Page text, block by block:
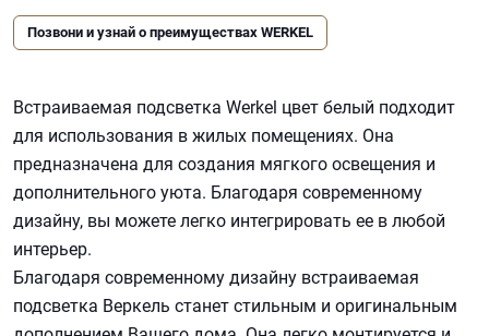
Позвони и узнай о преимуществах WERKEL
Встраиваемая подсветка Werkel цвет белый подходит
для использования в жилых помещениях. Она
предназначена для создания мягкого освещения и
дополнительного уюта. Благодаря современному
дизайну, вы можете легко интегрировать ее в любой
интерьер.
Благодаря современному дизайну встраиваемая
подсветка Веркель станет стильным и оригинальным